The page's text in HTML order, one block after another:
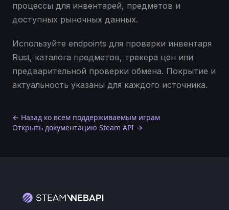
процессы для инвентарей, предметов и
доступных рыночных данных.
Используйте endpoints для проверки инвентаря
Rust, каталога предметов, трекера цен или
предварительной проверки обмена. Покрытие и
актуальность указаны для каждого источника.
← Назад ко всем поддерживаемым играм
Открыть документацию Steam API →